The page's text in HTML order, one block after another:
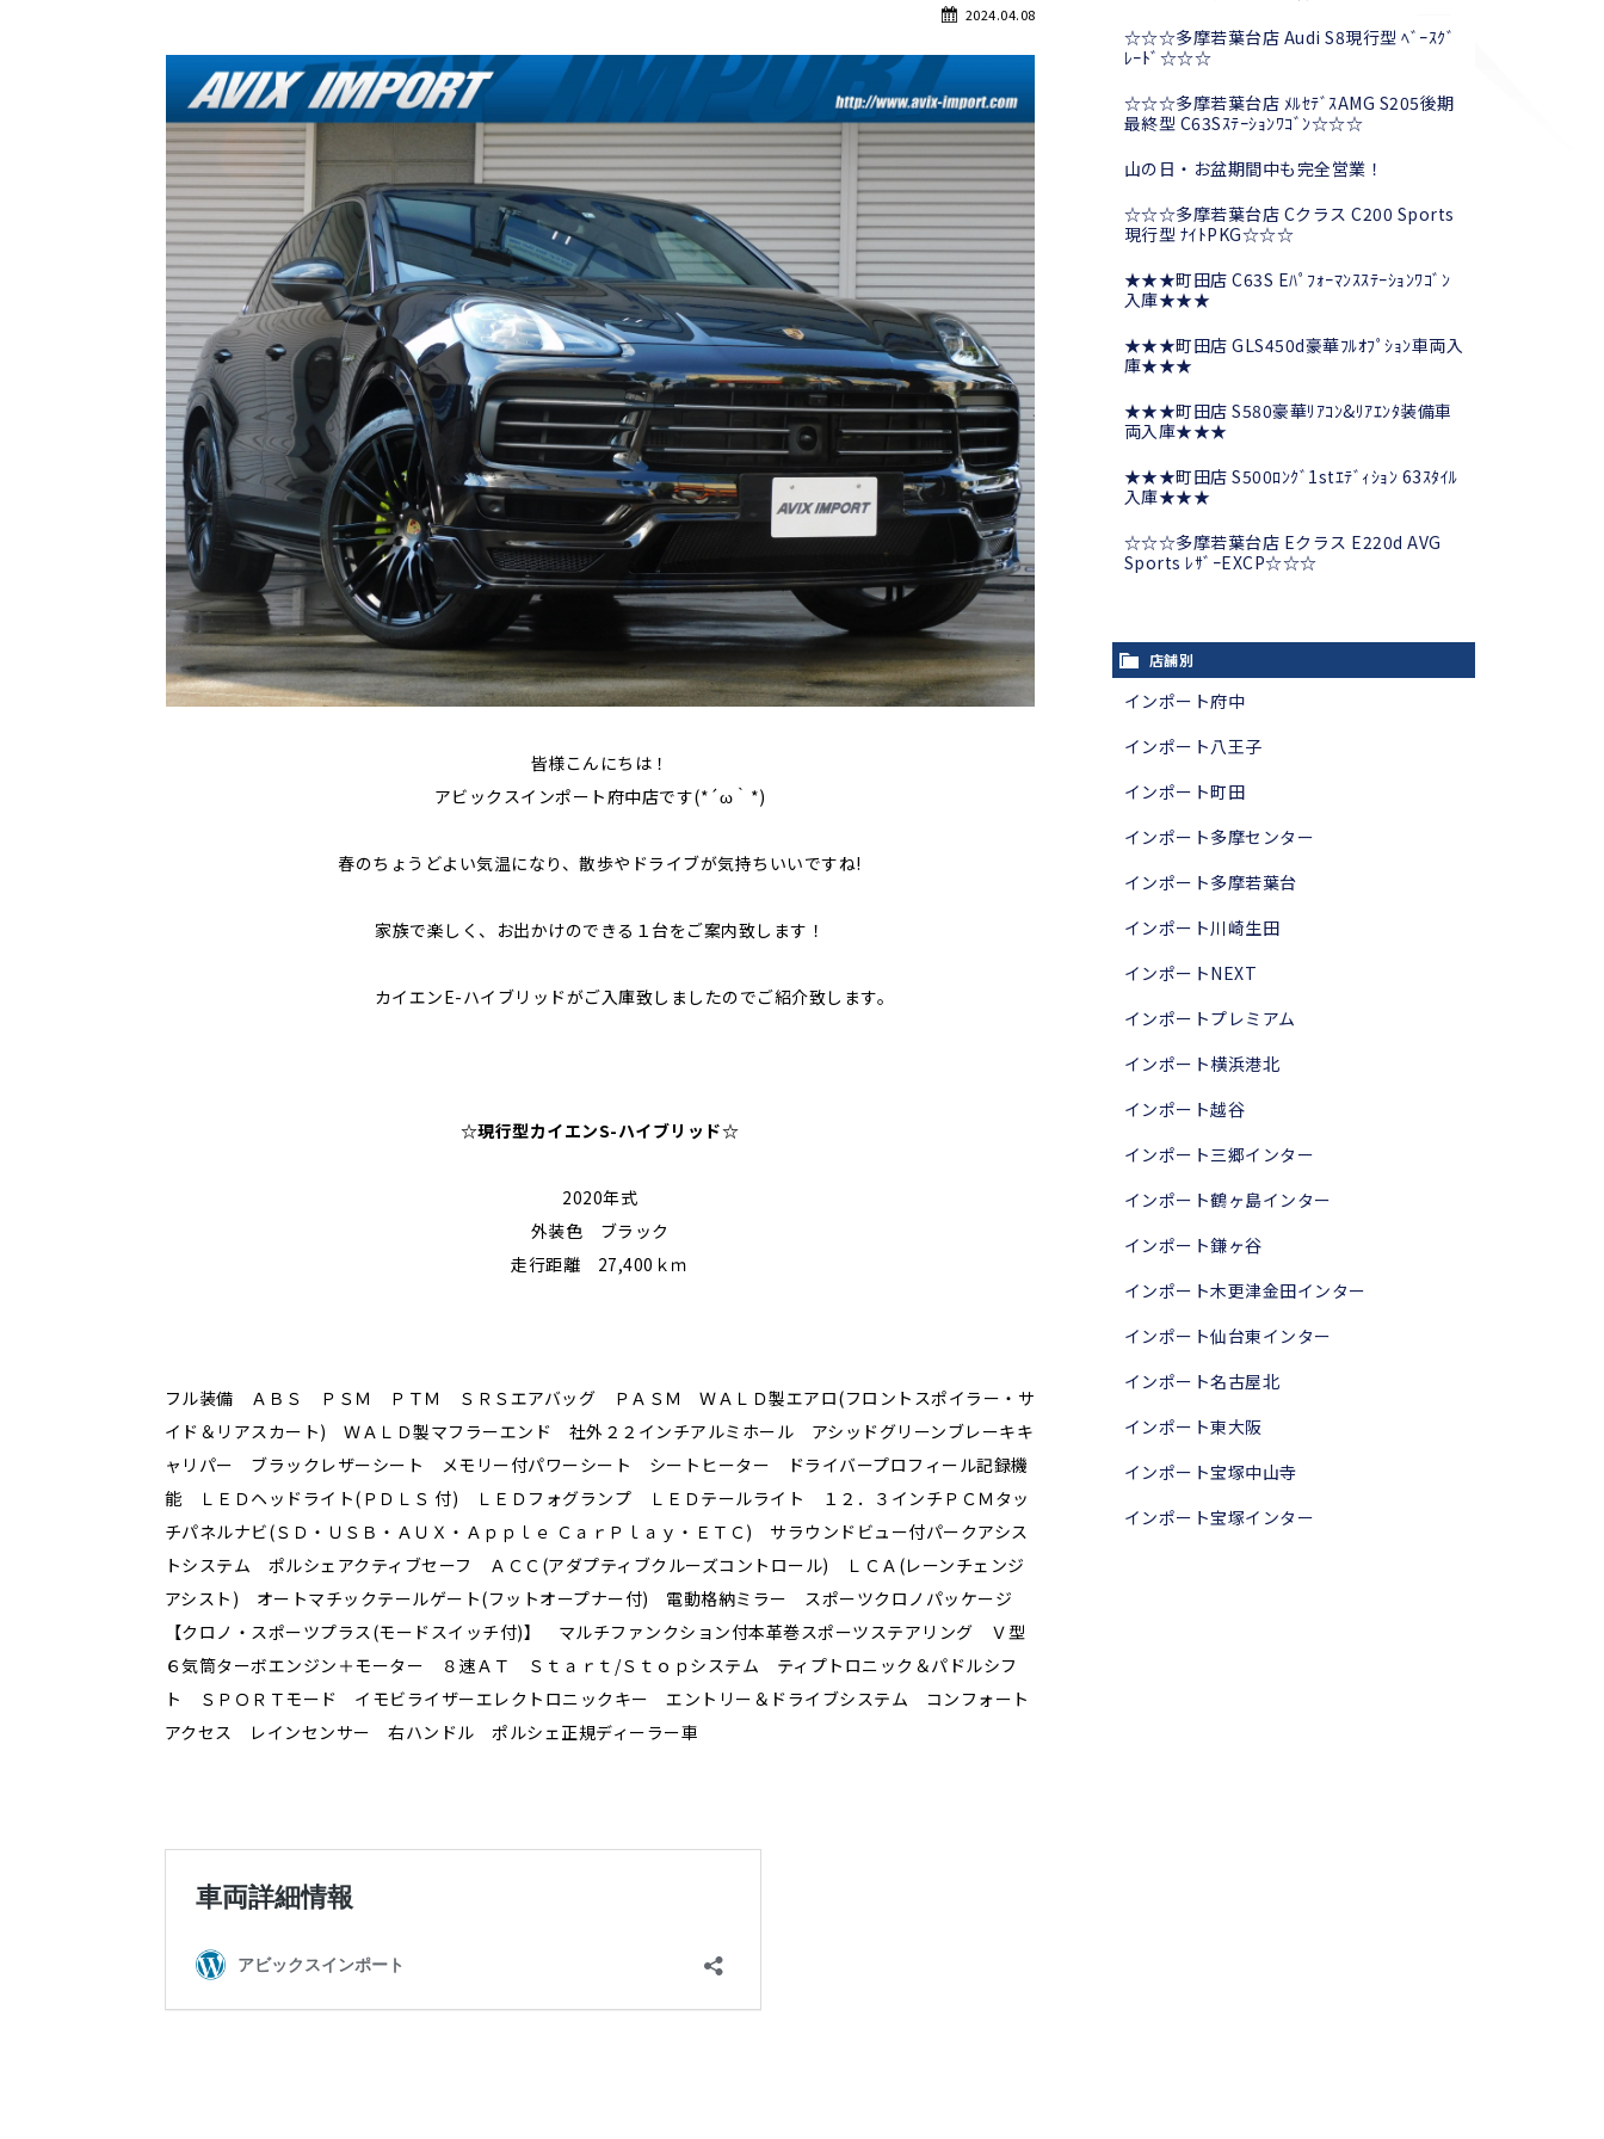
2024.04.08
皆様こんにちは！
アビックスインポート府中店です(*´ω｀*)
春のちょうどよい気温になり、散歩やドライブが気持ちいいですね!
家族で楽しく、お出かけのできる１台をご案内致します！
カイエンE-ハイブリッドがご入庫致しましたのでご紹介致します。
☆現行型カイエンS-ハイブリッド☆
2020年式
外装色 ブラック
走行距離 27,400ｋｍ
フル装備 ＡＢＳ ＰＳＭ ＰＴＭ ＳＲＳエアバッグ ＰＡＳＭ ＷＡＬＤ製エアロ(フロントスポイラー・サ
イド＆リアスカート) ＷＡＬＤ製マフラーエンド 社外２２インチアルミホール アシッドグリーンブレーキキ
ャリパー ブラックレザーシート メモリー付パワーシート シートヒーター ドライバープロフィール記録機
能 ＬＥＤヘッドライト(ＰＤＬＳ 付) ＬＥＤフォグランプ ＬＥＤテールライト １２．３インチＰＣＭタッ
チパネルナビ(ＳＤ・ＵＳＢ・ＡＵＸ・Ａｐｐｌｅ ＣａｒＰｌａｙ・ＥＴＣ) サラウンドビュー付パークアシス
トシステム ポルシェアクティブセーフ ＡＣＣ(アダプティブクルーズコントロール) ＬＣＡ(レーンチェンジ
アシスト) オートマチックテールゲート(フットオープナー付) 電動格納ミラー スポーツクロノパッケージ
【クロノ・スポーツプラス(モードスイッチ付)】 マルチファンクション付本革巻スポーツステアリング Ｖ型
６気筒ターボエンジン＋モーター ８速ＡＴ Ｓｔａｒｔ/Ｓｔｏｐシステム ティプトロニック＆パドルシフ
ト ＳＰＯＲＴモード イモビライザーエレクトロニックキー エントリー＆ドライブシステム コンフォート
アクセス レインセンサー 右ハンドル ポルシェ正規ディーラー車
☆☆☆多摩若葉台店 Audi S8現行型 ﾍﾞｰｽｸﾞ
ﾚｰﾄﾞ☆☆☆
☆☆☆多摩若葉台店 ﾒﾙｾﾃﾞｽAMG S205後期
最終型 C63Sｽﾃｰｼｮﾝﾜｺﾞﾝ☆☆☆
山の日・お盆期間中も完全営業！
☆☆☆多摩若葉台店 Cクラス C200 Sports
現行型 ﾅｲﾄPKG☆☆☆
★★★町田店 C63S Eﾊﾟﾌｫｰﾏﾝｽｽﾃｰｼｮﾝﾜｺﾞﾝ
入庫★★★
★★★町田店 GLS450d豪華ﾌﾙｵﾌﾟｼｮﾝ車両入
庫★★★
★★★町田店 S580豪華ﾘｱｺﾝ&ﾘｱｴﾝﾀ装備車
両入庫★★★
★★★町田店 S500ﾛﾝｸﾞ1stｴﾃﾞｨｼｮﾝ 63ｽﾀｲﾙ
入庫★★★
☆☆☆多摩若葉台店 Eクラス E220d AVG
Sports ﾚｻﾞｰEXCP☆☆☆
店舗別
インポート府中
インポート八王子
インポート町田
インポート多摩センター
インポート多摩若葉台
インポート川崎生田
インポートNEXT
インポートプレミアム
インポート横浜港北
インポート越谷
インポート三郷インター
インポート鶴ヶ島インター
インポート鎌ヶ谷
インポート木更津金田インター
インポート仙台東インター
インポート名古屋北
インポート東大阪
インポート宝塚中山寺
インポート宝塚インター